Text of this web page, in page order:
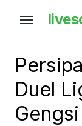
content
Duel